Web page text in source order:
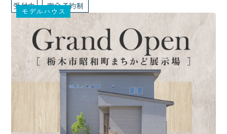
受付中
完全予約制
モデルハウス